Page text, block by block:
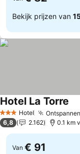
Bekijk prijzen van
3 SterrenHotel
Hotel La Torre
6,8 2.162 0.1 km
Van € 91